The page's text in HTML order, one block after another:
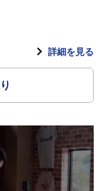
詳細を見る